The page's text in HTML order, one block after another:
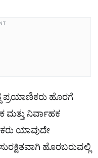
ಪ್ರಯಾಣಿಕರು ಹೊರಗೆ
ಮತ್ತು ನಿರ್ವಾಹಕ
ಯಾವುದೇ
ಹೊರಬರುವಲ್ಲಿ